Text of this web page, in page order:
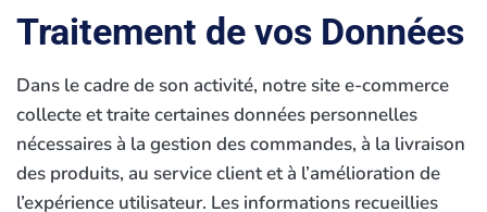
Traitement de vos Données
Dans le cadre de son activité, notre site e-commerce
collecte et traite certaines données personnelles
nécessaires à la gestion des commandes, à la livraison
des produits, au service client et à l’amélioration de
l’expérience utilisateur. Les informations recueillies